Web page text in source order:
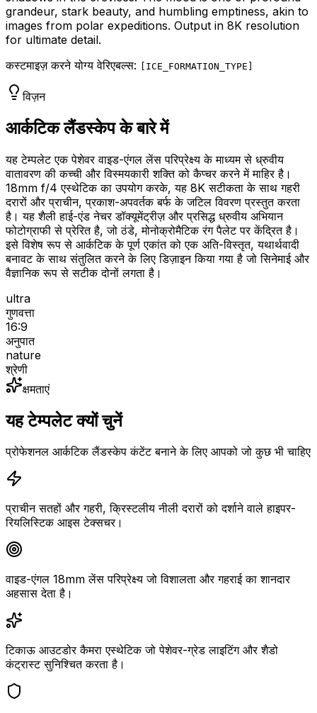
grandeur, stark beauty, and humbling emptiness, akin to
images from polar expeditions. Output in 8K resolution
for ultimate detail.
कस्टमाइज़ करने योग्य वेरिएबल्स:
ICE_FORMATION_TYPE
विज़न
आर्कटिक लैंडस्केप के बारे में
यह टेम्पलेट एक पेशेवर वाइड-एंगल लेंस परिप्रेक्ष्य के माध्यम से ध्रुवीय
वातावरण की कच्ची और विस्मयकारी शक्ति को कैप्चर करने में माहिर है।
18mm f/4 एस्थेटिक का उपयोग करके, यह 8K सटीकता के साथ गहरी
दरारों और प्राचीन, प्रकाश-अपवर्तक बर्फ के जटिल विवरण प्रस्तुत करता
है। यह शैली हाई-एंड नेचर डॉक्यूमेंट्रीज़ और प्रसिद्ध ध्रुवीय अभियान
फोटोग्राफी से प्रेरित है, जो ठंडे, मोनोक्रोमैटिक रंग पैलेट पर केंद्रित है।
इसे विशेष रूप से आर्कटिक के पूर्ण एकांत को एक अति-विस्तृत, यथार्थवादी
बनावट के साथ संतुलित करने के लिए डिज़ाइन किया गया है जो सिनेमाई और
वैज्ञानिक रूप से सटीक दोनों लगता है।
ultra
गुणवत्ता
16:9
अनुपात
nature
श्रेणी
क्षमताएं
यह टेम्पलेट क्यों चुनें
प्रोफेशनल आर्कटिक लैंडस्केप कंटेंट बनाने के लिए आपको जो कुछ भी चाहिए
प्राचीन सतहों और गहरी, क्रिस्टलीय नीली दरारों को दर्शाने वाले हाइपर-
रियलिस्टिक आइस टेक्सचर।
वाइड-एंगल 18mm लेंस परिप्रेक्ष्य जो विशालता और गहराई का शानदार
अहसास देता है।
टिकाऊ आउटडोर कैमरा एस्थेटिक जो पेशेवर-ग्रेड लाइटिंग और शैडो
कंट्रास्ट सुनिश्चित करता है।